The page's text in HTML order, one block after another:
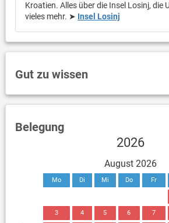
Kroatien. Alles über die Insel Losinj, die
vieles mehr. ➤ Insel Losinj
Gut zu wissen
Belegung
2026
August 2026
Mo Di Mi Do Fr
3 4 5 6 7